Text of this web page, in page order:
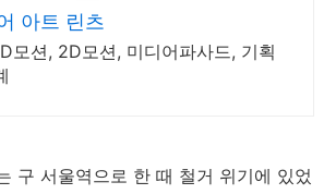
아트 린츠
모션, 2D모션, 미디어파사드, 기획
구 서울역으로 한 때 철거 위기에 있었